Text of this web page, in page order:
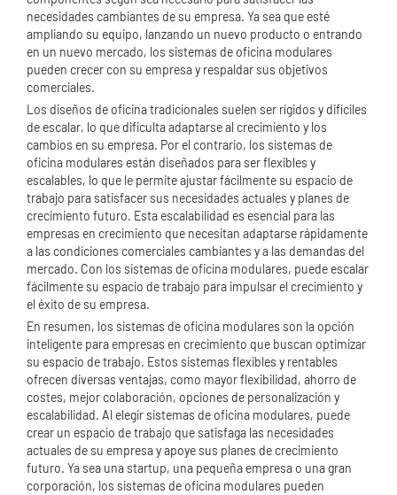
necesidades cambiantes de su empresa. Ya sea que esté
ampliando su equipo, lanzando un nuevo producto o entrando
en un nuevo mercado, los sistemas de oficina modulares
pueden crecer con su empresa y respaldar sus objetivos
comerciales.
Los diseños de oficina tradicionales suelen ser rígidos y difíciles
de escalar, lo que dificulta adaptarse al crecimiento y los
cambios en su empresa. Por el contrario, los sistemas de
oficina modulares están diseñados para ser flexibles y
escalables, lo que le permite ajustar fácilmente su espacio de
trabajo para satisfacer sus necesidades actuales y planes de
crecimiento futuro. Esta escalabilidad es esencial para las
empresas en crecimiento que necesitan adaptarse rápidamente
a las condiciones comerciales cambiantes y a las demandas del
mercado. Con los sistemas de oficina modulares, puede escalar
fácilmente su espacio de trabajo para impulsar el crecimiento y
el éxito de su empresa.
En resumen, los sistemas de oficina modulares son la opción
inteligente para empresas en crecimiento que buscan optimizar
su espacio de trabajo. Estos sistemas flexibles y rentables
ofrecen diversas ventajas, como mayor flexibilidad, ahorro de
costes, mejor colaboración, opciones de personalización y
escalabilidad. Al elegir sistemas de oficina modulares, puede
crear un espacio de trabajo que satisfaga las necesidades
actuales de su empresa y apoye sus planes de crecimiento
futuro. Ya sea una startup, una pequeña empresa o una gran
corporación, los sistemas de oficina modulares pueden